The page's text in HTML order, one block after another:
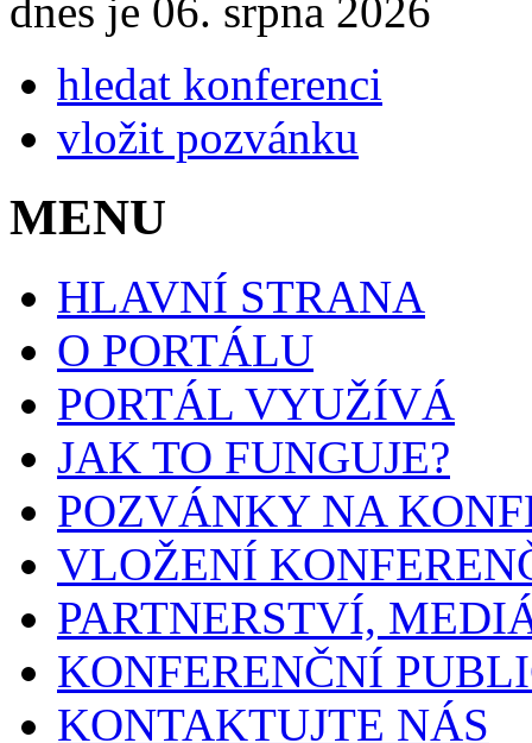
dnes je 06. srpna 2026
hledat konferenci
vložit pozvánku
MENU
HLAVNÍ STRANA
O PORTÁLU
PORTÁL VYUŽÍVÁ
JAK TO FUNGUJE?
POZVÁNKY NA
VLOŽENÍ
PARTNERSTVÍ,
KONFERENČNÍ
KONTAKTUJTE NÁS